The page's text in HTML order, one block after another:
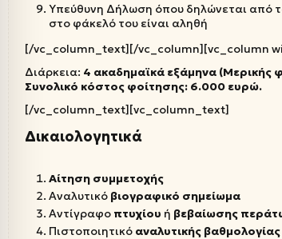
Υπεύθυνη Δήλωση όπου δηλώνεται από
στο φάκελό του είναι αληθή
[/vc_column_text][/vc_column][vc_column
Διάρκεια: 4 ακαδημαϊκά εξάμηνα (Μερικής
Συνολικό κόστος φοίτησης: 6.000 ευρώ.
[/vc_column_text][vc_column_text]
Δικαιολογητικά
Αίτηση συμμετοχής
Αναλυτικό βιογραφικό σημείωμα
Αντίγραφο πτυχίου ή βεβαίωσης
Πιστοποιητικό αναλυτικής βαθμολογίας